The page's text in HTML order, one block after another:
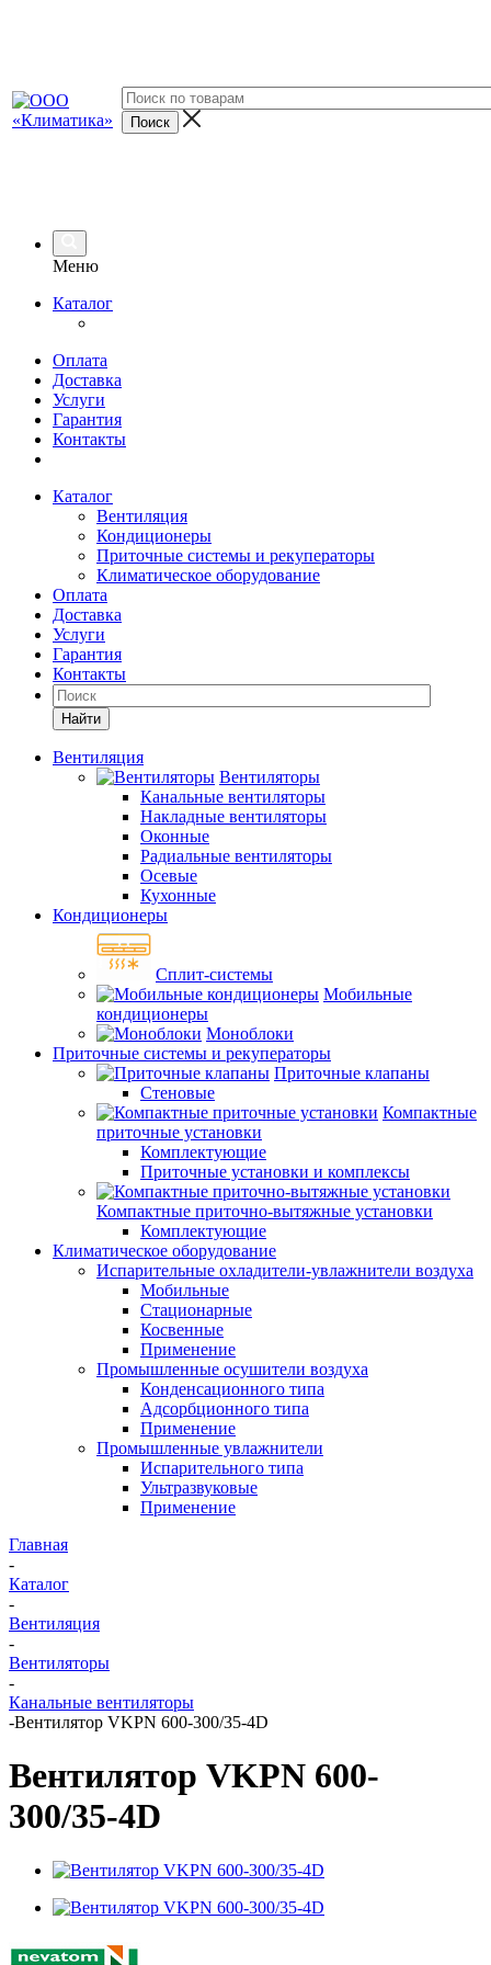
Меню
Каталог
Оплата
Доставка
Услуги
Гарантия
Контакты
Каталог
Вентиляция
Кондиционеры
Приточные системы и рекуператоры
Климатическое оборудование
Оплата
Доставка
Услуги
Гарантия
Контакты
Найти
Вентиляция
Вентиляторы
Канальные вентиляторы
Накладные вентиляторы
Оконные
Радиальные вентиляторы
Осевые
Кухонные
Кондиционеры
Сплит-системы
Мобильные
кондиционеры
Моноблоки
Приточные системы и рекуператоры
Приточные клапаны
Стеновые
Компактные
приточные установки
Комплектующие
Приточные установки и комплексы
Компактные приточно-вытяжные установки
Комплектующие
Климатическое оборудование
Испарительные охладители-увлажнители воздуха
Мобильные
Стационарные
Косвенные
Применение
Промышленные осушители воздуха
Конденсационного типа
Адсорбционного типа
Применение
Промышленные увлажнители
Испарительного типа
Ультразвуковые
Применение
Главная
-
Каталог
-
Вентиляция
-
Вентиляторы
-
Канальные вентиляторы
-Вентилятор VKPN 600-300/35-4D
Вентилятор VKPN 600-
300/35-4D